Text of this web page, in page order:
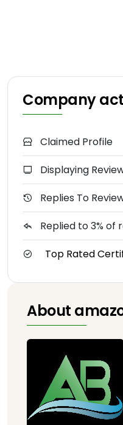
Company
Claimed Profile
Displaying
Replies To
Replied to 3% of
Top Rated
About